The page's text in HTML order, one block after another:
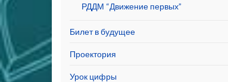
РДДМ “Движение первых”
Билет в будущее
Проектория
Урок цифры